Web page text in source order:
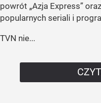
powrót „Azja Express”
popularnych seriali i
TVN nie...